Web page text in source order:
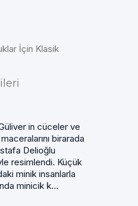
İçin Klasik
in cüceler ve
birarada
Delioğlu
resimlendi. Küçük
minik insanlarla
minicik k...